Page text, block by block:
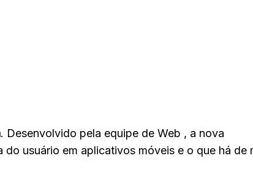
. Desenvolvido pela equipe de Web , a nova
usuário em aplicativos móveis e o que há de